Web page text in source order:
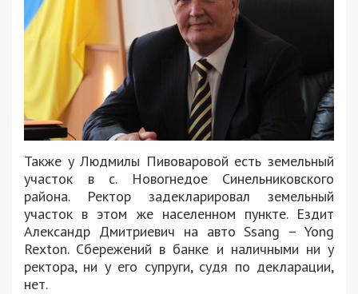
Также у Людмилы Пивоваровой есть земельный
участок в с. Новогнедое Синельниковского
района. Ректор задекларировал земельный
участок в этом же населенном пункте. Ездит
Александр Дмитриевич на авто Ssang – Yong
Rexton. Сбережений в банке и наличными ни у
ректора, ни у его супруги, судя по декларации,
нет.